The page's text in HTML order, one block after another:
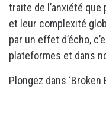
traite de l’anxiété
et leur complexité
par un effet d’écho,
plateformes et dans
Plongez dans ‘Broken